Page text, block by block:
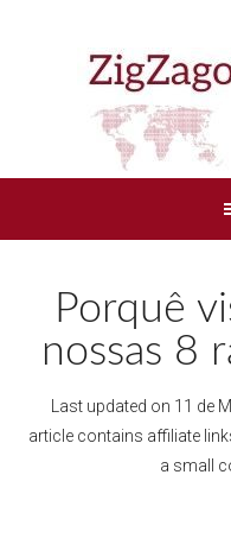
Porquê
nossas 8
Last updated on 11 de
article contains affiliate
a small